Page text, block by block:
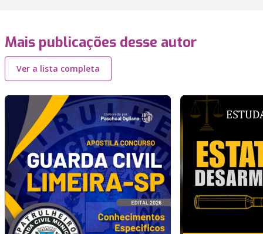
Mais publicações desse autor
Ver a lista completa